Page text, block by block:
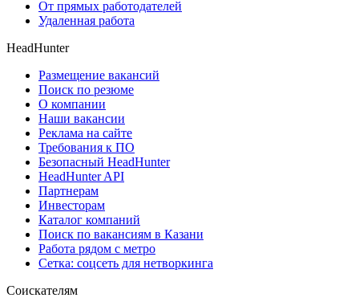
От прямых работодателей
Удаленная работа
HeadHunter
Размещение вакансий
Поиск по резюме
О компании
Наши вакансии
Реклама на сайте
Требования к ПО
Безопасный HeadHunter
HeadHunter API
Партнерам
Инвесторам
Каталог компаний
Поиск по вакансиям в Казани
Работа рядом с метро
Сетка: соцсеть для нетворкинга
Соискателям